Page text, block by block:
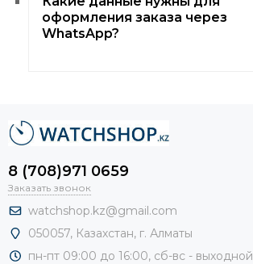
оформления заказа через
WhatsApp?
8 (708)971 0659
Заказать звонок
watchshop.kz@gmail.com
050057, Казахстан, г. Алматы
пн-пт 09:00 до 16:00, сб-вс - выходной